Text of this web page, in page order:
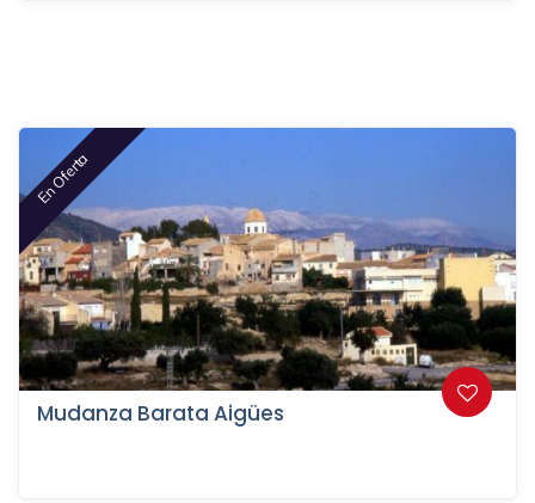
En Oferta
Mudanza Barata Aigües